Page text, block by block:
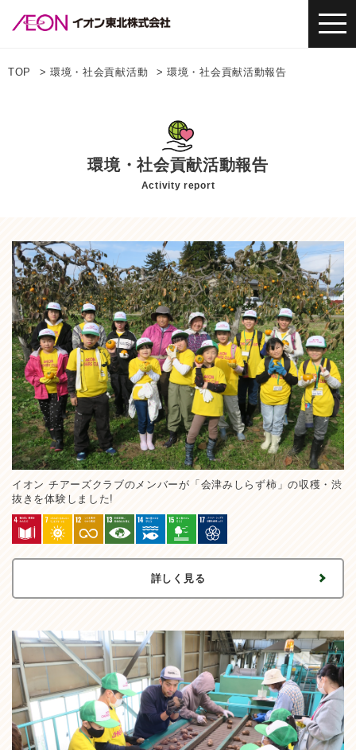
TOP 環境・社会貢献活動 環境・社会貢献活動報告
環境・社会貢献活動報告
Activity report
イオン チアーズクラブのメンバーが「会津みしらず柿」の収穫・渋
抜きを体験しました!
詳しく見る